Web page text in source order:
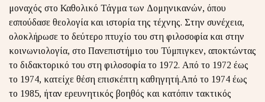
μοναχός στο Καθολικό Τάγμα των Δομηνικανών, όπου
εσπούδασε θεολογία και ιστορία της τέχνης. Στην συνέχεια,
ολοκλήρωσε το δεύτερο πτυχίο του στη φιλοσοφία και στην
κοινωνιολογία, στο Πανεπιστήμιο του Τύμπιγκεν, αποκτώντας
το διδακτορικό του στη φιλοσοφία το 1972. Από το 1972 έως
το 1974, κατείχε θέση επισκέπτη καθηγητή.Από το 1974 έως
το 1985, ήταν ερευνητικός βοηθός και κατόπιν τακτικός